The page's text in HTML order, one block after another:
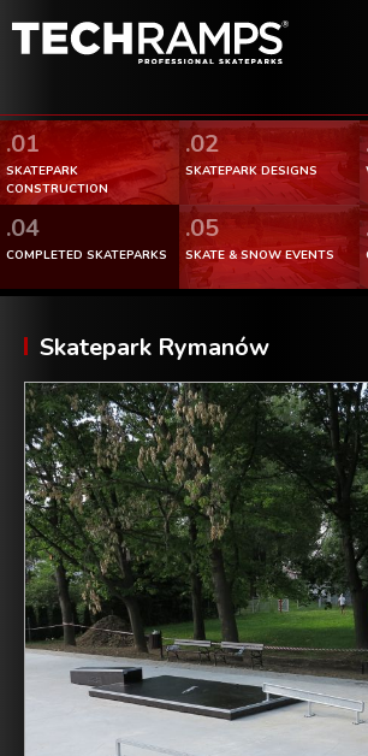
.01
SKATEPARK
CONSTRUCTION
.02
SKATEPARK DESIGNS
.04
COMPLETED SKATEPARKS
.05
SKATE & SNOW EVENTS
Skatepark Rymanów